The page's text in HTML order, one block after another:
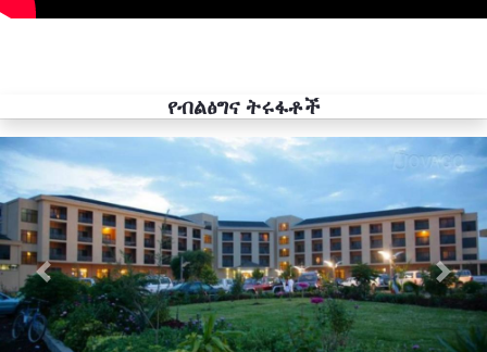
የብልፅግና ትሩፋቶች
Previous Next